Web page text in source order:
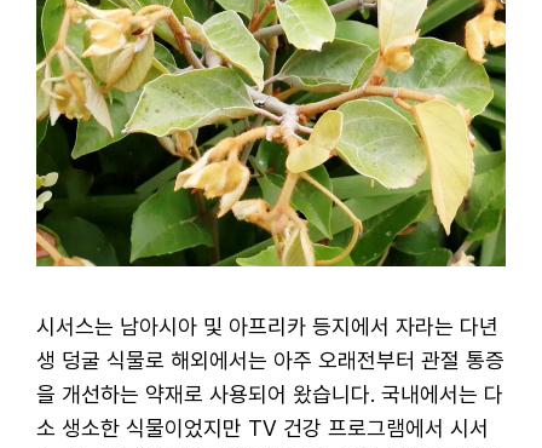
시서스는 남아시아 및 아프리카 등지에서 자라는 다년
생 덩굴 식물로 해외에서는 아주 오래전부터 관절 통증
을 개선하는 약재로 사용되어 왔습니다. 국내에서는 다
소 생소한 식물이었지만 TV 건강 프로그램에서 시서